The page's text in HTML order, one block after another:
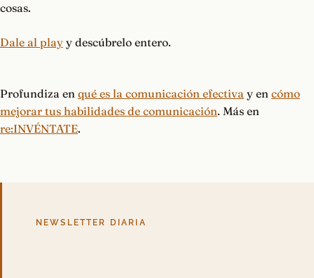
cosas.
Dale al play y descúbrelo entero.
Profundiza en qué es la comunicación efectiva y en cómo
mejorar tus habilidades de comunicación. Más en
re:INVÉNTATE.
NEWSLETTER DIARIA